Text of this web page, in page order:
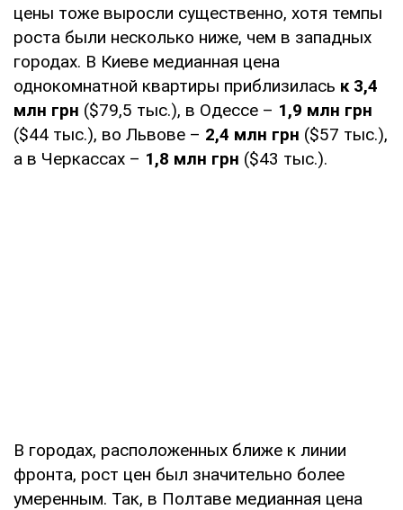
цены тоже выросли существенно, хотя темпы
роста были несколько ниже, чем в западных
городах. В Киеве медианная цена
однокомнатной квартиры приблизилась к 3,4
млн грн ($79,5 тыс.), в Одессе – 1,9 млн грн
($44 тыс.), во Львове – 2,4 млн грн ($57 тыс.),
а в Черкассах – 1,8 млн грн ($43 тыс.).
В городах, расположенных ближе к линии
фронта, рост цен был значительно более
умеренным. Так, в Полтаве медианная цена